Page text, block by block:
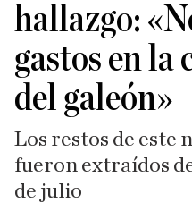
hallazgo:
gastos en
del galeón»
Los restos de este
fueron extraídos
de julio